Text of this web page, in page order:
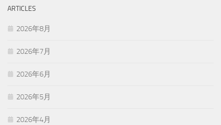
ARTICLES
2026年8月
2026年7月
2026年6月
2026年5月
2026年4月